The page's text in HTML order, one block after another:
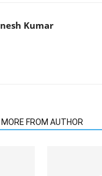
Kumar
MORE FROM AUTHOR